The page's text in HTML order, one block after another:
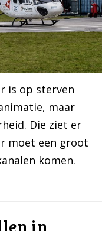
is op sterven
maar
Die ziet er
moet een groot
komen.
in